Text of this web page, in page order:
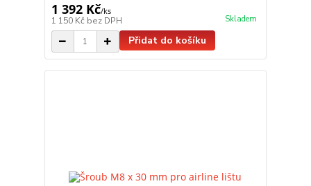
1 392 Kč/ks
1 150 Kč bez DPH Skladem
Přidat do košíku